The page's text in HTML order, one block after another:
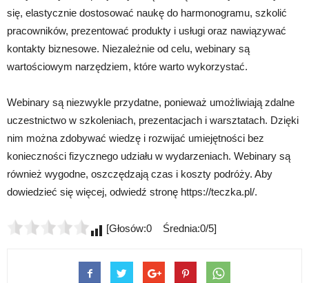
się, elastycznie dostosować naukę do harmonogramu, szkolić
pracowników, prezentować produkty i usługi oraz nawiązywać
kontakty biznesowe. Niezależnie od celu, webinary są
wartościowym narzędziem, które warto wykorzystać.
Webinary są niezwykle przydatne, ponieważ umożliwiają zdalne
uczestnictwo w szkoleniach, prezentacjach i warsztatach. Dzięki
nim można zdobywać wiedzę i rozwijać umiejętności bez
konieczności fizycznego udziału w wydarzeniach. Webinary są
również wygodne, oszczędzają czas i koszty podróży. Aby
dowiedzieć się więcej, odwiedź stronę https://teczka.pl/.
[Głosów:0 Średnia:0/5]